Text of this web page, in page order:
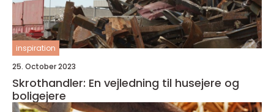
inspiration
25. October 2023
Skrothandler: En vejledning til husejere og
boligejere